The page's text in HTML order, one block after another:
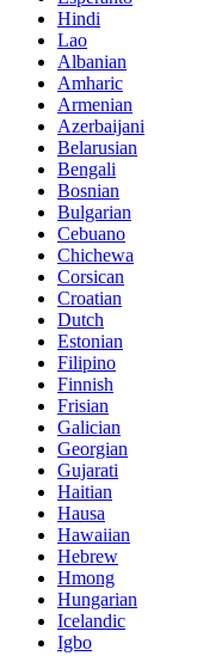
Hindi
Lao
Albanian
Amharic
Armenian
Azerbaijani
Belarusian
Bengali
Bosnian
Bulgarian
Cebuano
Chichewa
Corsican
Croatian
Dutch
Estonian
Filipino
Finnish
Frisian
Galician
Georgian
Gujarati
Haitian
Hausa
Hawaiian
Hebrew
Hmong
Hungarian
Icelandic
Igbo